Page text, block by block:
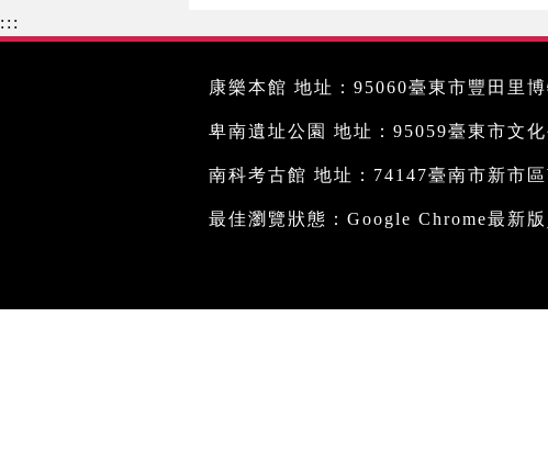
:::
康樂本館 地址：95060臺東市豐田里
卑南遺址公園 地址：95059臺東市文
南科考古館 地址：74147臺南市新市
最佳瀏覽狀態：Google Chrome最新